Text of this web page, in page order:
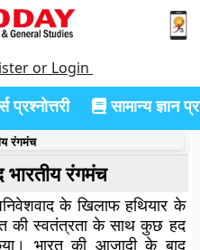
or Login
सामान्य ज्ञान
रंगमंच
भारतीय रंगमंच
के खिलाफ हथियार के
की स्वतंत्रता के साथ कुछ हद
भारत की आजादी के बाद